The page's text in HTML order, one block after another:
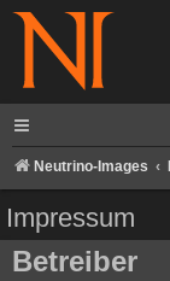
Neutrino-Images
Impressum
Betreiber